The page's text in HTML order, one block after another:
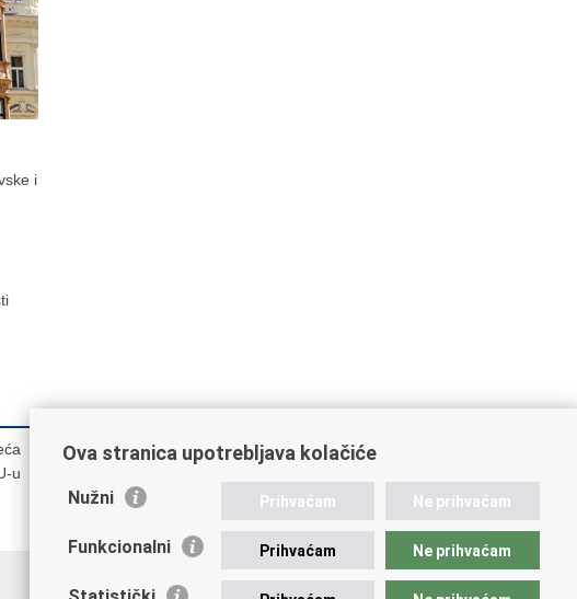
i
u
Ova stranica upotrebljava kolačiće
Nužni Prihvaćam Ne prihvaćam
Funkcionalni Prihvaćam Ne prihvaćam